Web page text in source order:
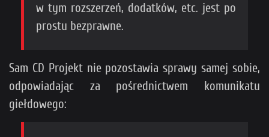
w tym rozszerzeń, dodatków, etc. jest po
prostu bezprawne.
Sam CD Projekt nie pozostawia sprawy samej sobie,
odpowiadając za pośrednictwem komunikatu
giełdowego: